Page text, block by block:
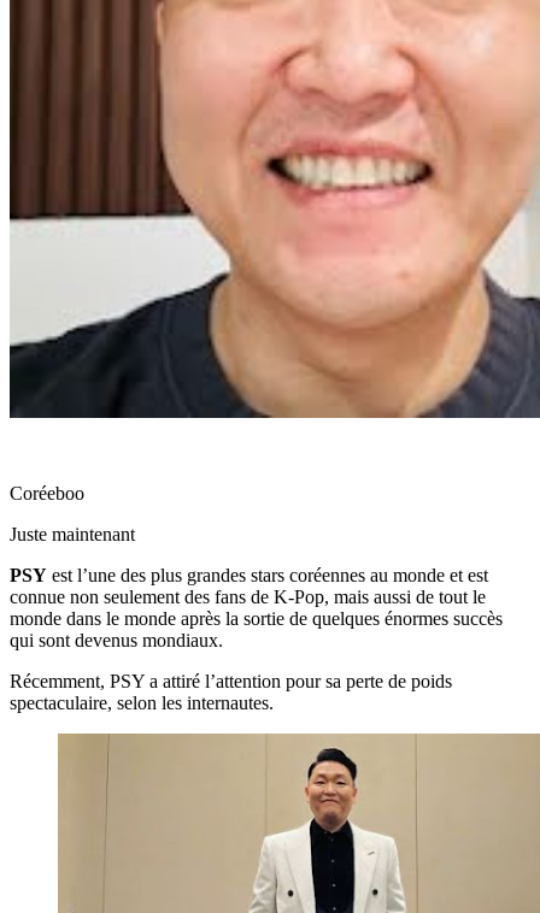
Coréeboo
Juste maintenant
PSY est l’une des plus grandes stars coréennes au monde et est
connue non seulement des fans de K-Pop, mais aussi de tout le
monde dans le monde après la sortie de quelques énormes succès
qui sont devenus mondiaux.
Récemment, PSY a attiré l’attention pour sa perte de poids
spectaculaire, selon les internautes.